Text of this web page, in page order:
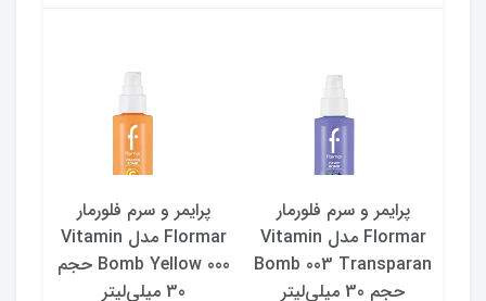
پرایمر و سرم فلورمار
Flormar مدل Vitamin
Bomb 003 Transparan
حجم 30 میلی‌لیتر
پرایمر و سرم فلورمار
Flormar مدل Vitamin
Bomb Yellow 000 حجم
30 میلی‌لیتر